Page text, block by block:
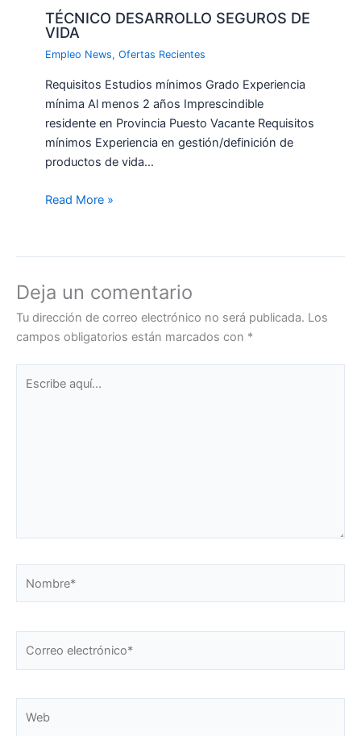
TÉCNICO DESARROLLO SEGUROS DE
VIDA
Empleo News,Ofertas Recientes
Requisitos Estudios mínimos Grado Experiencia
mínima Al menos 2 años Imprescindible
residente en Provincia Puesto Vacante Requisitos
mínimos Experiencia en gestión/definición de
productos de vida…
Read More »
Deja un comentario
Tu dirección de correo electrónico no será publicada. Los
campos obligatorios están marcados con *
aquí...
electrónico*